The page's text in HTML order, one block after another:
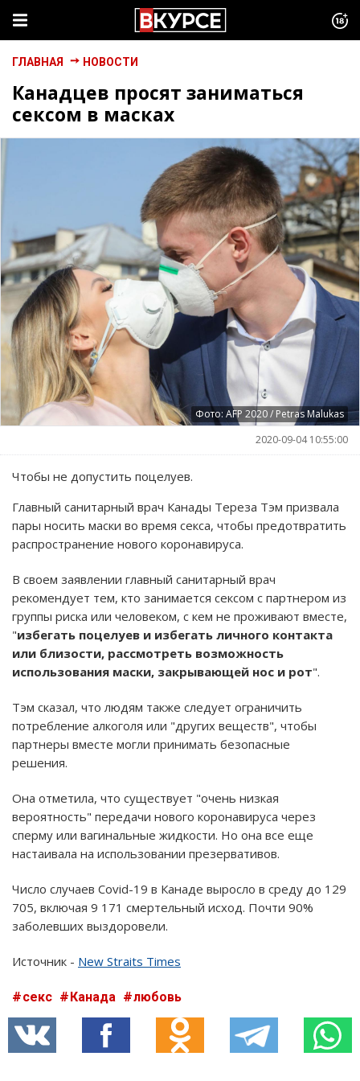
ГЛАВНАЯ НОВОСТИ
Канадцев просят заниматься
сексом в масках
Фото: AFP 2020 / Petras Malukas
2020-09-04 10:55:00
Чтобы не допустить поцелуев.
Главный санитарный врач Канады Тереза Тэм призвала
пары носить маски во время секса, чтобы предотвратить
распространение нового коронавируса.
В своем заявлении главный санитарный врач
рекомендует тем, кто занимается сексом с партнером из
группы риска или человеком, с кем не проживают вместе,
"избегать поцелуев и избегать личного контакта
или близости, рассмотреть возможность
использования маски, закрывающей нос и рот".
Тэм сказал, что людям также следует ограничить
потребление алкоголя или "других веществ", чтобы
партнеры вместе могли принимать безопасные
решения.
Она отметила, что существует "очень низкая
вероятность" передачи нового коронавируса через
сперму или вагинальные жидкости. Но она все еще
настаивала на использовании презервативов.
Число случаев Covid-19 в Канаде выросло в среду до 129
705, включая 9 171 смертельный исход. Почти 90%
заболевших выздоровели.
Источник - New Straits Times
секс Канада любовь